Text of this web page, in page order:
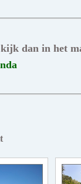
dan in het